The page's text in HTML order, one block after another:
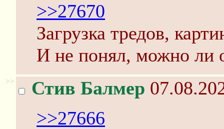
>>27670
Загрузка тредов,
И не понял, можно ли
>> Стив Балмер
>>27666